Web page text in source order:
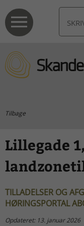
Tilbage
Lillegade
TILLADELSER OG
HØRINGSPORTAL
Opdateret: 13. januar 2026